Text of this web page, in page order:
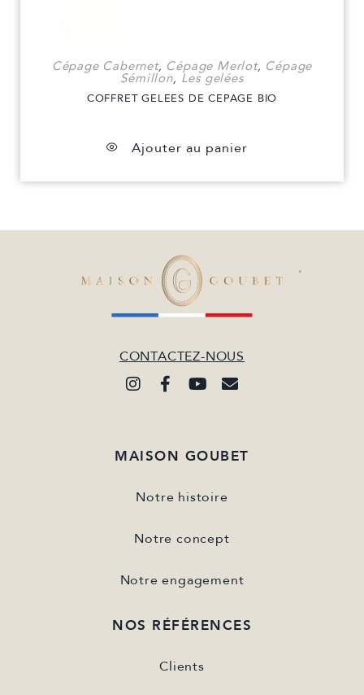
Cépage Cabernet, Cépage Merlot, Cépage
Sémillon, Les gelées
COFFRET GELEES DE CEPAGE BIO
Ajouter au panier
CONTACTEZ-NOUS
MAISON GOUBET
Notre histoire
Notre concept
Notre engagement
NOS RÉFÉRENCES
Clients